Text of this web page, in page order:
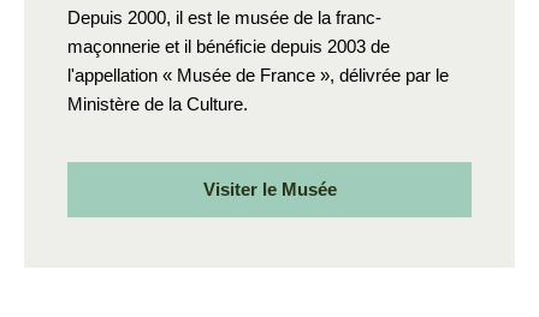
Depuis 2000, il est le musée de la franc-
maçonnerie et il bénéficie depuis 2003 de
l'appellation « Musée de France », délivrée par le
Ministère de la Culture.
Visiter le Musée